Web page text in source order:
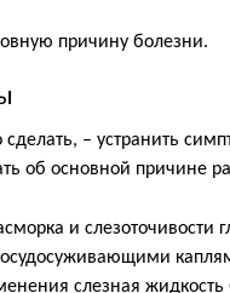
причину болезни.
сделать, – устранить
об основной причине
и слезоточивости
слезная жидкость